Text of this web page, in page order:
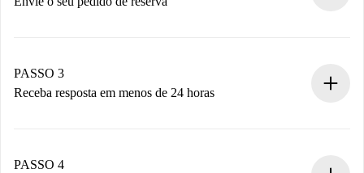
Não cobramos nada até que o proprietário confirme.
PASSO 3
Receba resposta em menos de 24 horas
proprietário.
PASSO 4